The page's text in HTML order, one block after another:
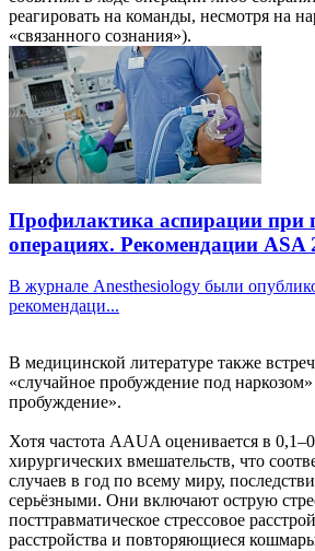
реагировать на команды, несмотря на
«связанного сознания»).
Профилактика аспирации при
операциях. Рекомендации ASA
В журнале Anesthesiology были
рекомендаци...
В медицинской литературе также
«случайное пробуждение под
пробуждение».
Хотя частота AAUA оценивается в
хирургических вмешательств, что
случаев в год по всему миру,
серьёзными. Они включают острую
посттравматическое стрессовое
расстройства и повторяющиеся